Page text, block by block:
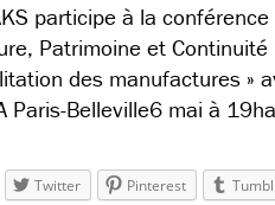
participe à la
Patrimoine et
des manufactures »
Paris-Belleville6 mai à
Twitter Pinterest